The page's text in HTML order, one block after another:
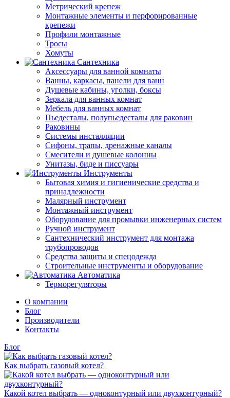
Метрический крепеж
Монтажные элементы и перфорированные
крепежи
Профили монтажные
Тросы
Хомуты
Сантехника
Аксессуары для ванной комнаты
Ванны, каркасы, панели для ванн
Душевые кабины, уголки, боксы
Зеркала для ванных комнат
Мебель для ванных комнат
Пьедесталы, полупьедесталы для раковин
Раковины
Системы инсталляции
Сифоны, трапы, дренажные каналы
Смесители и душевые колонны
Унитазы, биде и писсуары
Инструменты
Бытовая химия и гигиенические средства и
принадлежности
Малярный инструмент
Монтажный инструмент
Оборудование для промывки инженерных систем
Ручной инструмент
Сантехнический инструмент для монтажа
трубопроводов
Средства защиты и спецодежда
Строительные инструменты и оборудование
Автоматика
Терморегуляторы
О компании
Блог
Производители
Контакты
Блог
Как выбрать газовый котел?
Какой котел выбрать — одноконтурный или двухконтурный?